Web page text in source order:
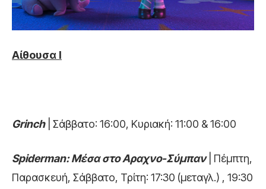
Αίθουσα Ι
Grinch| Σάββατο: 16:00, Κυριακή: 11:00 & 16:00
Spiderman: Mέσα στο Αραχνο-Σύμπαν| Πέμπτη,
Παρασκευή, Σάββατο, Τρίτη: 17:30 (μεταγλ.) , 19:30